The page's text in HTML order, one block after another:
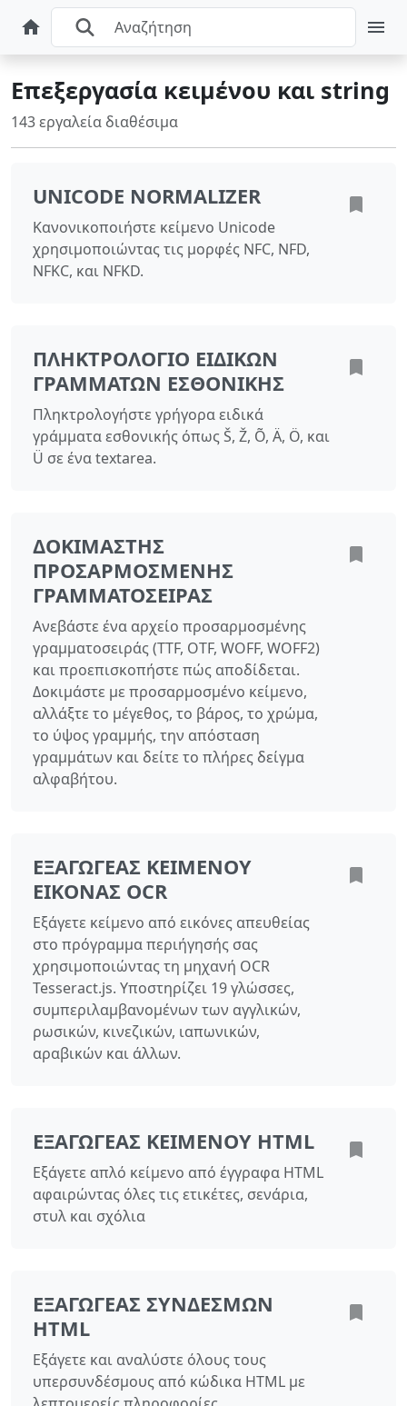
Επεξεργασία κειμένου και string
143 εργαλεία διαθέσιμα
UNICODE NORMALIZER
Κανονικοποιήστε κείμενο Unicode
χρησιμοποιώντας τις μορφές NFC, NFD,
NFKC, και NFKD.
ΠΛΗΚΤΡΟΛΌΓΙΟ ΕΙΔΙΚΏΝ
ΓΡΑΜΜΆΤΩΝ ΕΣΘΟΝΙΚΉΣ
Πληκτρολογήστε γρήγορα ειδικά
γράμματα εσθονικής όπως Š, Ž, Õ, Ä, Ö, και
Ü σε ένα textarea.
ΔΟΚΙΜΑΣΤΉΣ
ΠΡΟΣΑΡΜΟΣΜΈΝΗΣ
ΓΡΑΜΜΑΤΟΣΕΙΡΆΣ
Ανεβάστε ένα αρχείο προσαρμοσμένης
γραμματοσειράς (TTF, OTF, WOFF, WOFF2)
και προεπισκοπήστε πώς αποδίδεται.
Δοκιμάστε με προσαρμοσμένο κείμενο,
αλλάξτε το μέγεθος, το βάρος, το χρώμα,
το ύψος γραμμής, την απόσταση
γραμμάτων και δείτε το πλήρες δείγμα
αλφαβήτου.
ΕΞΑΓΩΓΈΑΣ ΚΕΙΜΈΝΟΥ
ΕΙΚΌΝΑΣ OCR
Εξάγετε κείμενο από εικόνες απευθείας
στο πρόγραμμα περιήγησής σας
χρησιμοποιώντας τη μηχανή OCR
Tesseract.js. Υποστηρίζει 19 γλώσσες,
συμπεριλαμβανομένων των αγγλικών,
ρωσικών, κινεζικών, ιαπωνικών,
αραβικών και άλλων.
ΕΞΑΓΩΓΈΑΣ ΚΕΙΜΈΝΟΥ HTML
Εξάγετε απλό κείμενο από έγγραφα HTML
αφαιρώντας όλες τις ετικέτες, σενάρια,
στυλ και σχόλια
ΕΞΑΓΩΓΈΑΣ ΣΥΝΔΈΣΜΩΝ
HTML
Εξάγετε και αναλύστε όλους τους
υπερσυνδέσμους από κώδικα HTML με